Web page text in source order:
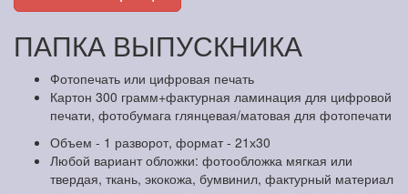
ПАПКА ВЫПУСКНИКА
Фотопечать или цифровая печать
Картон 300 грамм+фактурная ламинация для цифровой
печати, фотобумага глянцевая/матовая для фотопечати
Объем - 1 разворот, формат - 21х30
Любой вариант обложки: фотообложка мягкая или
твердая, ткань, экокожа, бумвинил, фактурный материал